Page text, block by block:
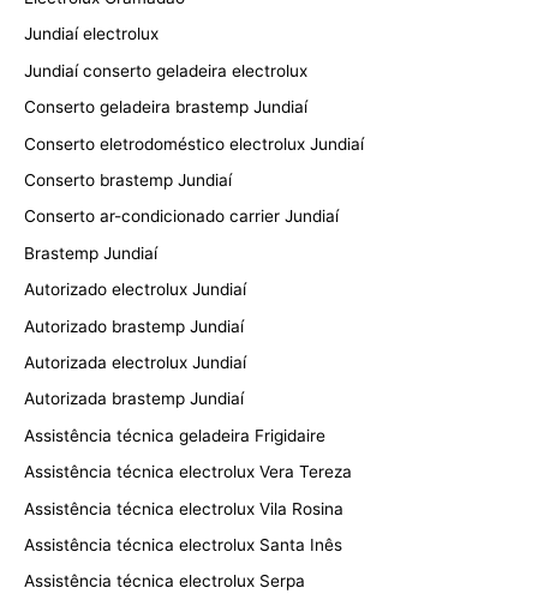
Jundiaí electrolux
Jundiaí conserto geladeira electrolux
Conserto geladeira brastemp Jundiaí
Conserto eletrodoméstico electrolux Jundiaí
Conserto brastemp Jundiaí
Conserto ar-condicionado carrier Jundiaí
Brastemp Jundiaí
Autorizado electrolux Jundiaí
Autorizado brastemp Jundiaí
Autorizada electrolux Jundiaí
Autorizada brastemp Jundiaí
Assistência técnica geladeira Frigidaire
Assistência técnica electrolux Vera Tereza
Assistência técnica electrolux Vila Rosina
Assistência técnica electrolux Santa Inês
Assistência técnica electrolux Serpa